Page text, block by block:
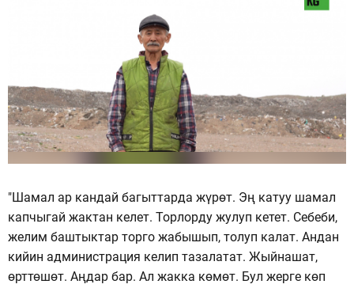
"Шамал ар кандай багыттарда жүрөт. Эң катуу шамал
капчыгай жактан келет. Торлорду жулуп кетет. Себеби,
желим баштыктар торго жабышып, толуп калат. Андан
кийин администрация келип тазалатат. Жыйнашат,
өрттөшөт. Аңдар бар. Ал жакка көмөт. Бул жерге көп